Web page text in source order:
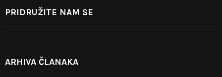
PRIDRUŽITE NAM SE
ARHIVA ČLANAKA